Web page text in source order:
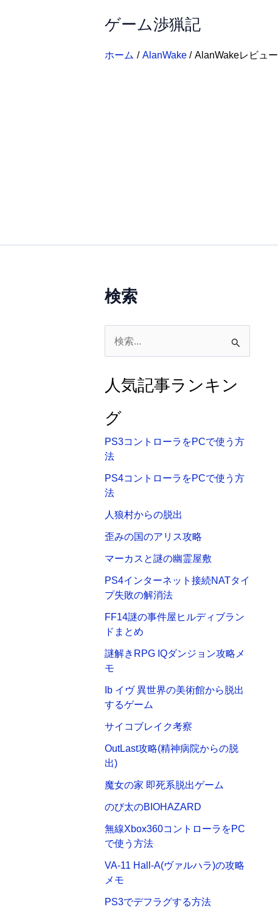
ゲーム渉猟記
ホーム AlanWake AlanWakeレビュー
検索
象人気記事ランキン
グ
PS3コントローラをPCで使う方
法
PS4コントローラをPCで使う方
法
人狼村からの脱出
歪みの国のアリス攻略
マーカスと謎の幽霊屋敷
PS4インターネット接続NATタイ
プ失敗の解消法
FF14謎の事件屋ヒルディブラン
ドまとめ
謎解きRPG IQダンジョン攻略メ
モ
Ib イヴ 異世界の美術館から脱出
するゲーム
サイコブレイク考察
OutLast攻略(精神病院からの脱
出)
魔女の家 即死系脱出ゲーム
のび太のBIOHAZARD
無線Xbox360コントローラをPC
で使う方法
VA-11 Hall-A(ヴァルハラ)の攻略
メモ
PS3でデフラグする方法